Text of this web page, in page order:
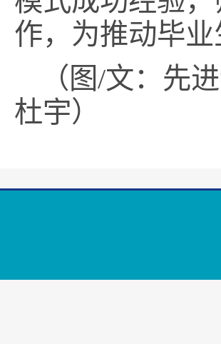
作，为推动毕
（图/文：先
杜宇）